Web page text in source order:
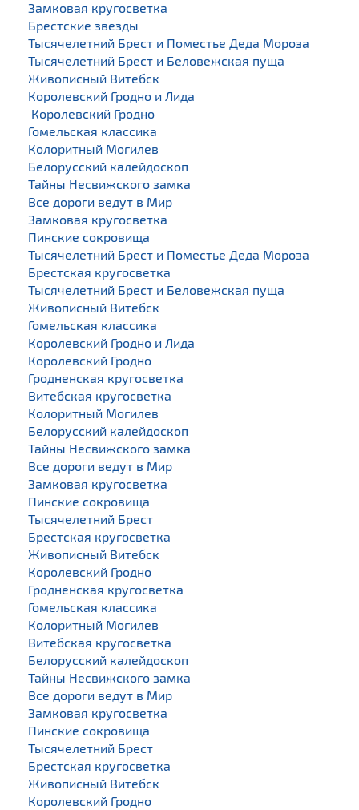
Замковая кругосветка
Брестские звезды
Тысячелетний Брест и Поместье Деда Мороза
Тысячелетний Брест и Беловежская пуща
Живописный Витебск
Королевский Гродно и Лида
Королевский Гродно
Гомельская классика
Колоритный Могилев
Белорусский калейдоскоп
Тайны Несвижского замка
Все дороги ведут в Мир
Замковая кругосветка
Пинские сокровища
Тысячелетний Брест и Поместье Деда Мороза
Брестская кругосветка
Тысячелетний Брест и Беловежская пуща
Живописный Витебск
Гомельская классика
Королевский Гродно и Лида
Королевский Гродно
Гродненская кругосветка
Витебская кругосветка
Колоритный Могилев
Белорусский калейдоскоп
Тайны Несвижского замка
Все дороги ведут в Мир
Замковая кругосветка
Пинские сокровища
Тысячелетний Брест
Брестская кругосветка
Живописный Витебск
Королевский Гродно
Гродненская кругосветка
Гомельская классика
Колоритный Могилев
Витебская кругосветка
Белорусский калейдоскоп
Тайны Несвижского замка
Все дороги ведут в Мир
Замковая кругосветка
Пинские сокровища
Тысячелетний Брест
Брестская кругосветка
Живописный Витебск
Королевский Гродно